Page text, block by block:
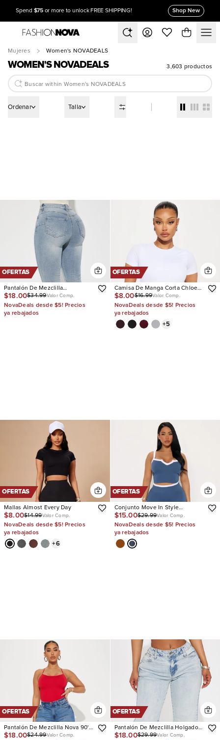
Spend $75 or more to unlock FREE SHIPPING! Shop New
Mujeres Women's NOVADEALS
WOMEN'S NOVADEALS 3,603 productos
Ordenar Talla
OFERTAS
Pantalón De Mezclilla
Acampanado Con Stretch San
Diego Sculpting
$18.00$34.99Valor Comp.
NovaDeals desde $5! Precios
ya rebajados
OFERTAS
Camisa De Manga Corta Chloe
Crew Neck
$8.00$16.99Valor Comp.
NovaDeals desde $5! Precios
ya rebajados
+5
OFERTAS
Mallas Almost Every Day
$8.00$14.99Valor Comp.
NovaDeals desde $5! Precios
ya rebajados
+6
OFERTAS
Conjunto Move In Style
Seamless Legging
$15.00$29.99Valor Comp.
NovaDeals desde $5! Precios
ya rebajados
OFERTAS
Pantalón De Mezclilla Nova 90's
Baby Basic Stretch Wide Leg
$18.00$24.99Valor Comp.
OFERTAS
Pantalón De Mezclilla Holgado
Mellow Moments Low Rise
$18.00$29.99Valor Comp.